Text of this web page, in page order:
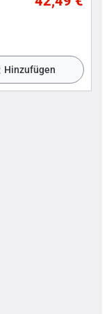
Hinzufügen